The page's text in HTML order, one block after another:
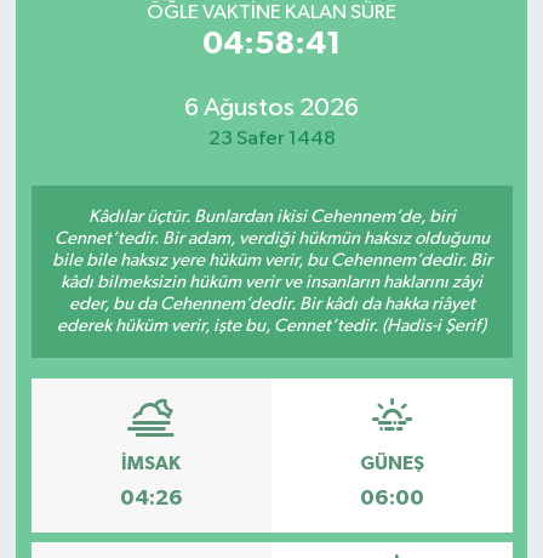
ÖĞLE VAKTİNE KALAN SÜRE
04:58:41
6 Ağustos 2026
23 Safer 1448
Kâdılar üçtür. Bunlardan ikisi Cehennem’de, biri
Cennet’tedir. Bir adam, verdiği hükmün haksız olduğunu
bile bile haksız yere hüküm verir, bu Cehennem’dedir. Bir
kâdı bilmeksizin hüküm verir ve insanların haklarını zâyi
eder, bu da Cehennem’dedir. Bir kâdı da hakka riâyet
ederek hüküm verir, işte bu, Cennet’tedir. (Hadis-i Şerif)
İMSAK
04:26
GÜNEŞ
06:00